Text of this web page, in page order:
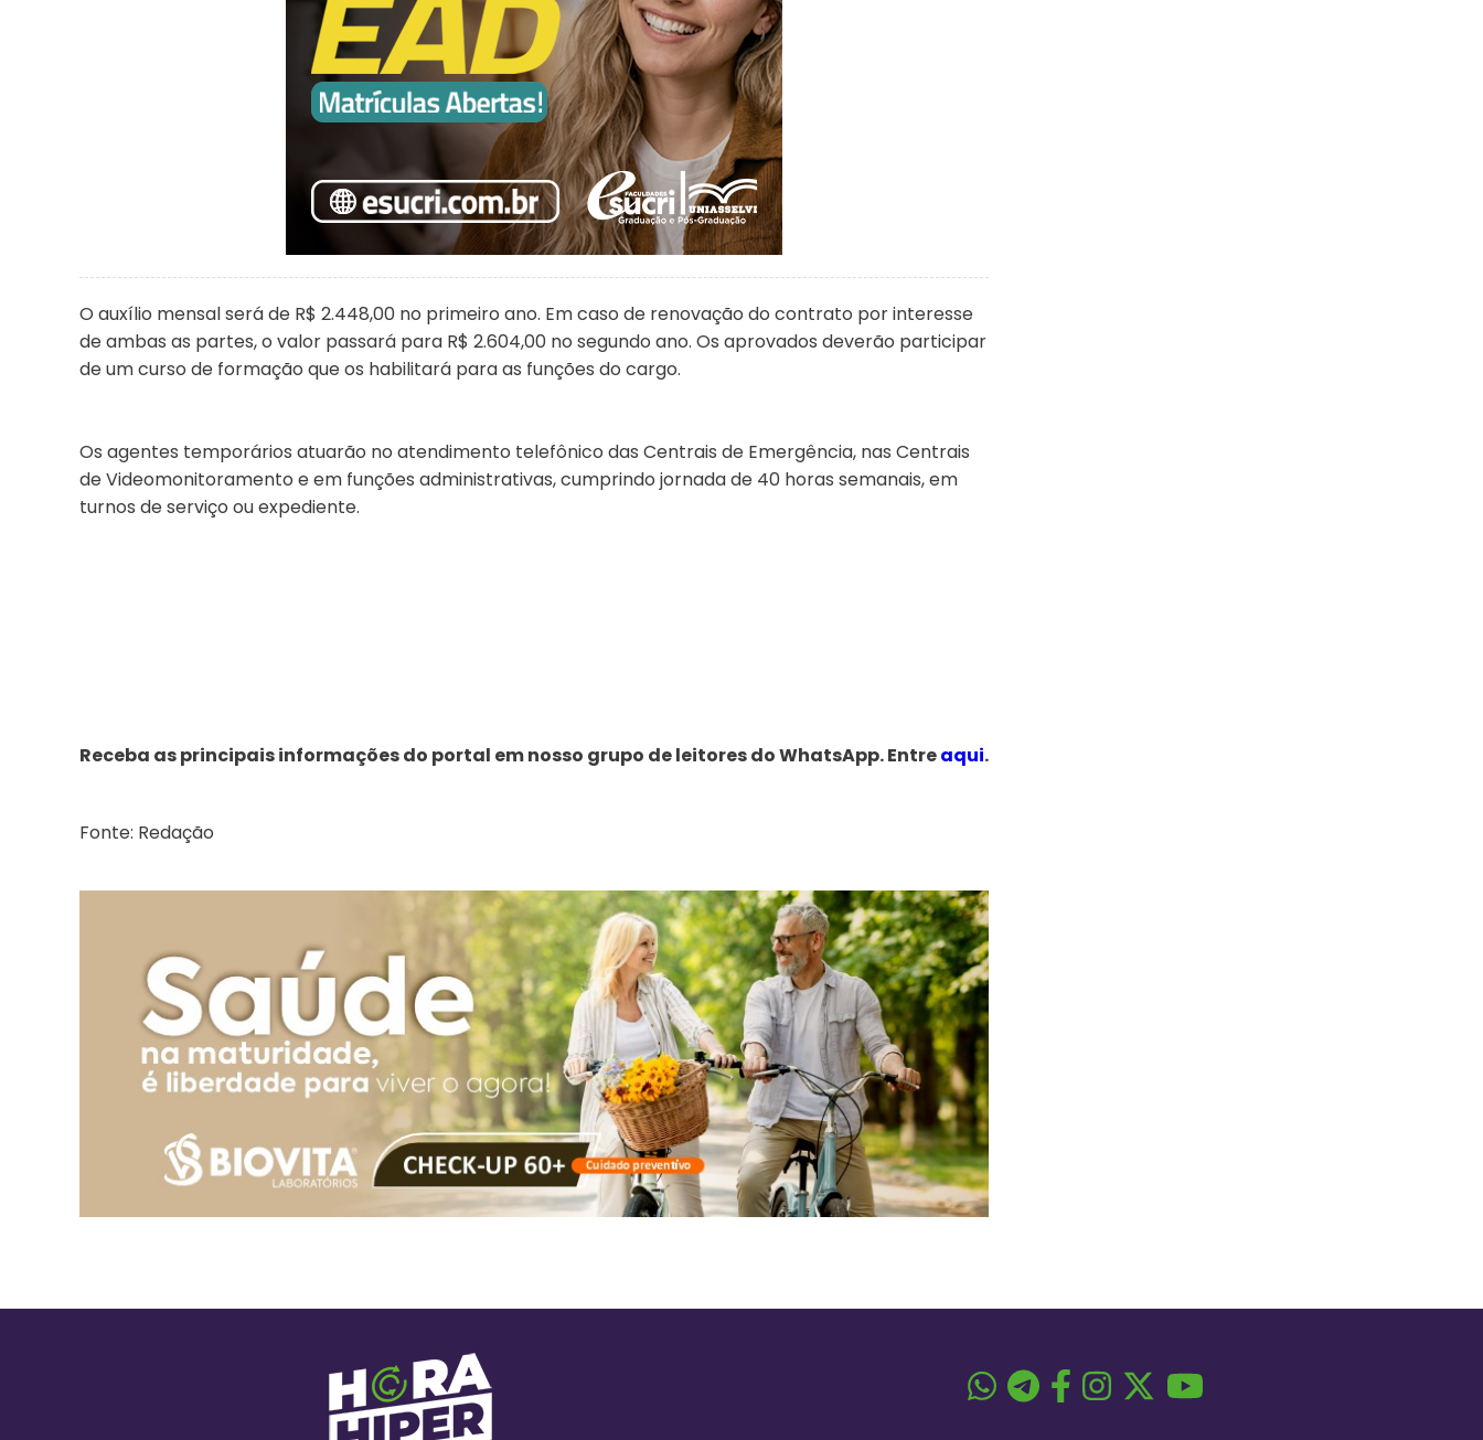
O auxílio mensal será de R$ 2.448,00 no primeiro ano. Em caso de renovação do contrato por interesse
de ambas as partes, o valor passará para R$ 2.604,00 no segundo ano. Os aprovados deverão participar
de um curso de formação que os habilitará para as funções do cargo.
Os agentes temporários atuarão no atendimento telefônico das Centrais de Emergência, nas Centrais
de Videomonitoramento e em funções administrativas, cumprindo jornada de 40 horas semanais, em
turnos de serviço ou expediente.
Receba as principais informações do portal em nosso grupo de leitores do WhatsApp. Entreaqui.
Fonte: Redação